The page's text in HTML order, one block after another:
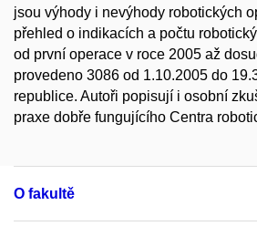
jsou výhody i nevýhody robotických
přehled o indikacích a počtu
od první operace v roce 2005 až
provedeno 3086 od 1.10.2005 do
republice. Autoři popisují i osobní
praxe dobře fungujícího Centra
O fakultě